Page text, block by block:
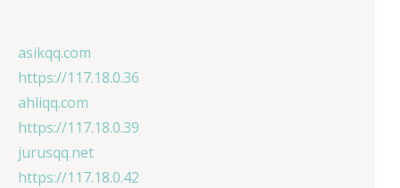
asikqq.com
https://117.18.0.36
ahliqq.com
https://117.18.0.39
jurusqq.net
https://117.18.0.42